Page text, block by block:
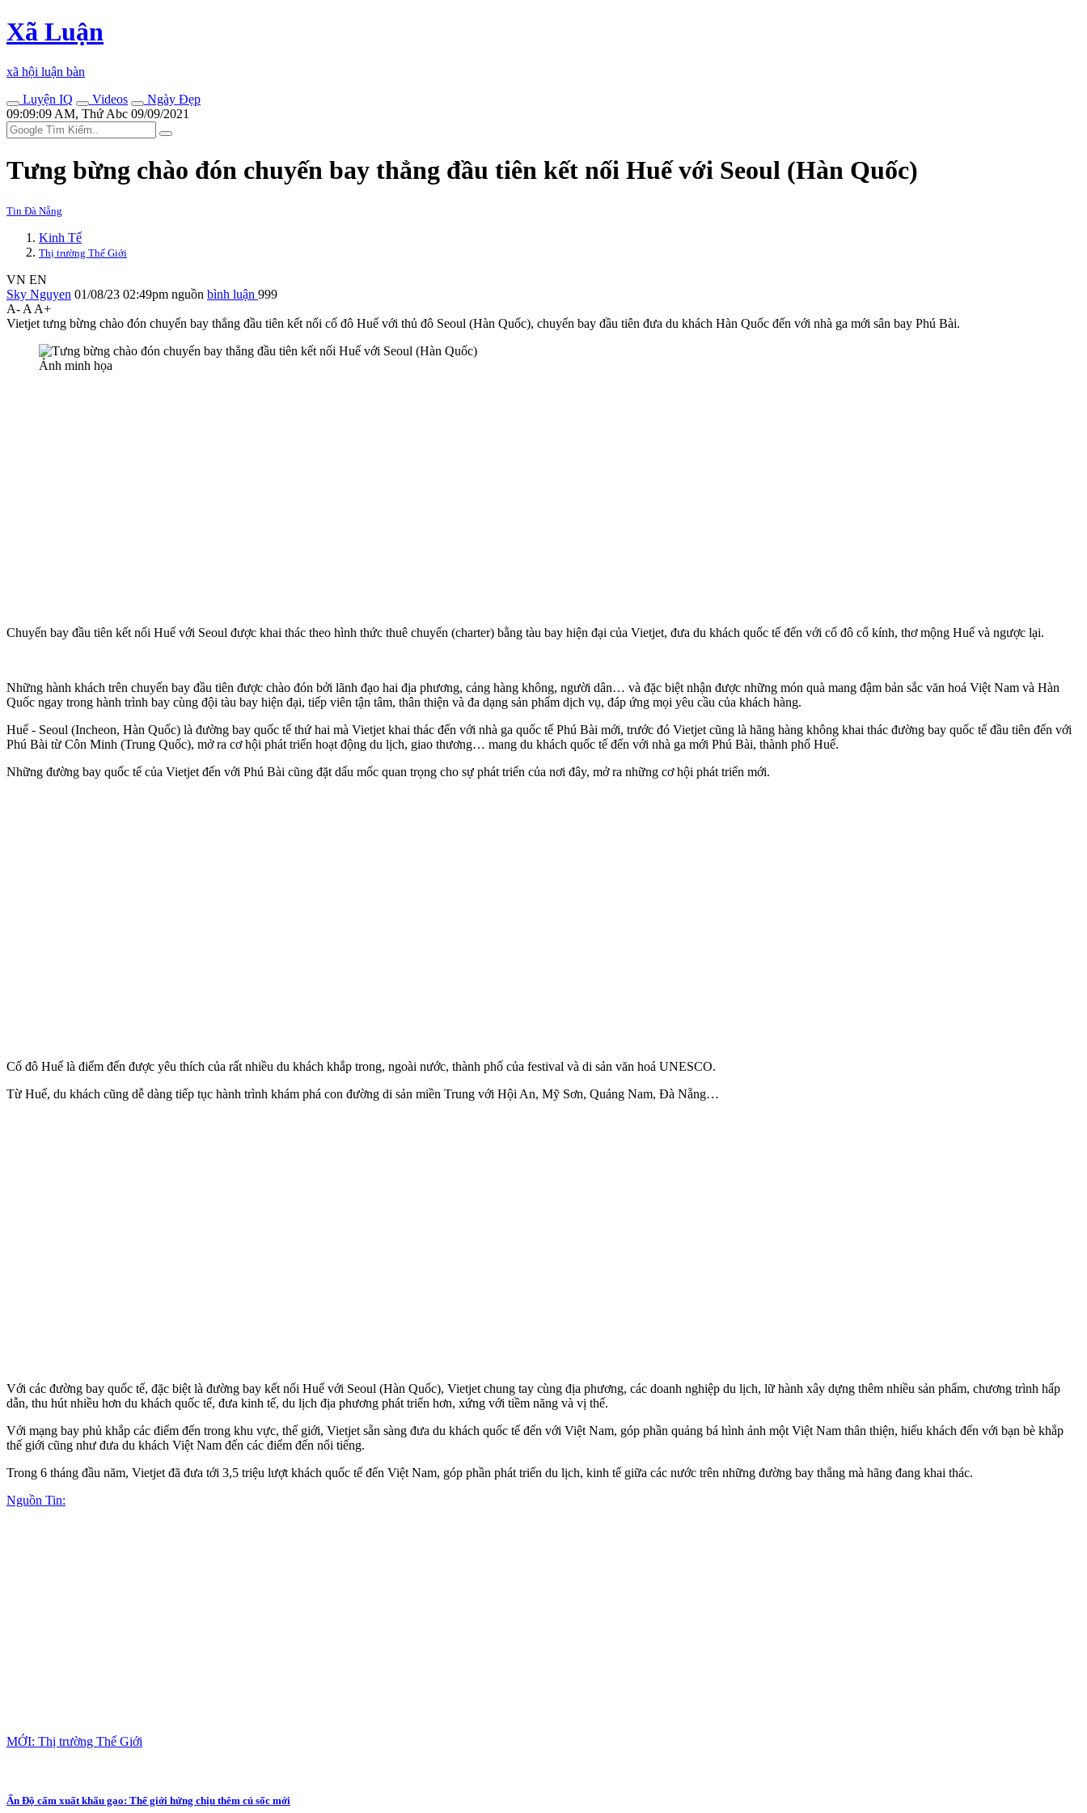
Xã Luận
xã hội luận bàn
Luyện IQ
Videos
Ngày Đẹp
09:09:09 AM, Thứ Abc 09/09/2021
Tưng bừng chào đón chuyến bay thẳng đầu tiên kết nối Huế với Seoul (Hàn Quốc)
Tin Đà Nẵng
Kinh Tế
Thị trường Thế Giới
VN EN
Sky Nguyen 01/08/23 02:49pm nguồn bình luận 999
A- A A+
Vietjet tưng bừng chào đón chuyến bay thẳng đầu tiên kết nối cố đô Huế với thủ đô Seoul (Hàn Quốc), chuyến bay đầu tiên đưa du khách Hàn Quốc đến với nhà ga mới sân bay Phú Bài.
Ảnh minh họa
Chuyến bay đầu tiên kết nối Huế với Seoul được khai thác theo hình thức thuê chuyến (charter) bằng tàu bay hiện đại của Vietjet, đưa du khách quốc tế đến với cố đô cổ kính, thơ mộng Huế và ngược lại.
Những hành khách trên chuyến bay đầu tiên được chào đón bởi lãnh đạo hai địa phương, cảng hàng không, người dân… và đặc biệt nhận được những món quà mang đậm bản sắc văn hoá Việt Nam và Hàn
Quốc ngay trong hành trình bay cùng đội tàu bay hiện đại, tiế‌p viê‌n tận tâm, thân thiện và đa dạng sản phẩm dịch vụ, đáp ứng mọi yêu cầu của khách hàng.
Huế - Seoul (Incheon, Hàn Quốc) là đường bay quốc tế thứ hai mà Vietjet khai thác đến với nhà ga quốc tế Phú Bài mới, trước đó Vietjet cũng là hãng hàng không khai thác đường bay quốc tế đầu tiên đến với
Phú Bài từ Côn Minh (Trung Quốc), mở ra cơ hội phát triển hoạt động du lịch, giao thương… mang du khách quốc tế đến với nhà ga mới Phú Bài, thành phố Huế.
Những đường bay quốc tế của Vietjet đến với Phú Bài cũng đặt dấu mốc quan trọng cho sự phát triển của nơi đây, mở ra những cơ hội phát triển mới.
Cố đô Huế là điểm đến được yêu thích của rất nhiều du khách khắp trong, ngoài nước, thành phố của festival và di sản văn hoá UNESCO.
Từ Huế, du khách cũng dễ dàng tiếp tục hành trình khám phá con đường di sản miền Trung với Hội An, Mỹ Sơn, Quảng Nam, Đà Nẵng…
Với các đường bay quốc tế, đặc biệt là đường bay kết nối Huế với Seoul (Hàn Quốc), Vietjet chung tay cùng địa phương, các doanh nghiệp du lịch, lữ hành xây dựng thêm nhiều sản phẩm, chương trình hấp
dẫn, thu hút nhiều hơn du khách quốc tế, đưa kinh tế, du lịch địa phương phát triển hơn, xứng với tiềm năng và vị thế.
Với mạng bay phủ khắp các điểm đến trong khu vực, thế giới, Vietjet sẵn sàng đưa du khách quốc tế đến với Việt Nam, góp phần quảng bá hình ảnh một Việt Nam thân thiện, hiếu khách đến với bạn bè khắp
thế giới cũng như đưa du khách Việt Nam đến các điểm đến nổi tiếng.
Trong 6 tháng đầu năm, Vietjet đã đưa tới 3,5 triệu lượt khách quốc tế đến Việt Nam, góp phần phát triển du lịch, kinh tế giữa các nước trên những đường bay thẳng mà hãng đang khai thác.
Nguồn Tin:
MỚI: Thị trường Thế Giới
Ấn Độ cấm xuất khẩu gạo: Thế giới hứng chịu thêm cú sốc mới